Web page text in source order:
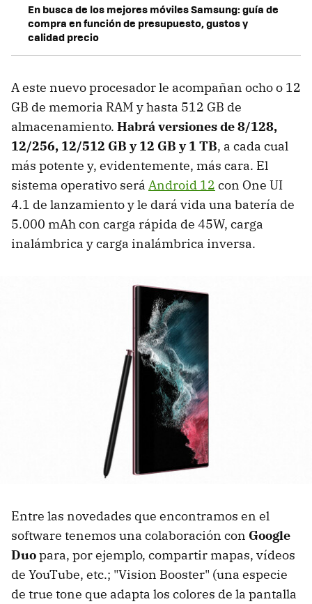
En busca de los mejores móviles Samsung: guía de
compra en función de presupuesto, gustos y
calidad precio
A este nuevo procesador le acompañan ocho o 12
GB de memoria RAM y hasta 512 GB de
almacenamiento. Habrá versiones de 8/128,
12/256, 12/512 GB y 12 GB y 1 TB, a cada cual
más potente y, evidentemente, más cara. El
sistema operativo será Android 12 con One UI
4.1 de lanzamiento y le dará vida una batería de
5.000 mAh con carga rápida de 45W, carga
inalámbrica y carga inalámbrica inversa.
Entre las novedades que encontramos en el
software tenemos una colaboración con Google
Duopara, por ejemplo, compartir mapas, vídeos
de YouTube, etc.; "Vision Booster" (una especie
de true tone que adapta los colores de la pantalla